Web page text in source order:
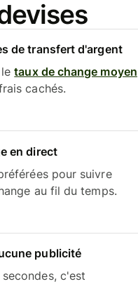
de transfert d'argent
letaux de change moyen
cachés.
en direct
pour suivre
au fil du temps.
publicité
c'est